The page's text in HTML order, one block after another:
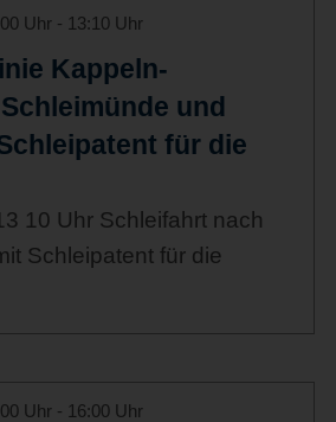
Uhr - 13:10 Uhr
Kappeln-
und
für die
10 Uhr Schleifahrt nach
Schleipatent für die
Uhr - 16:00 Uhr